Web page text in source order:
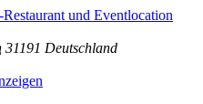
und Eventlocation
31191 Deutschland